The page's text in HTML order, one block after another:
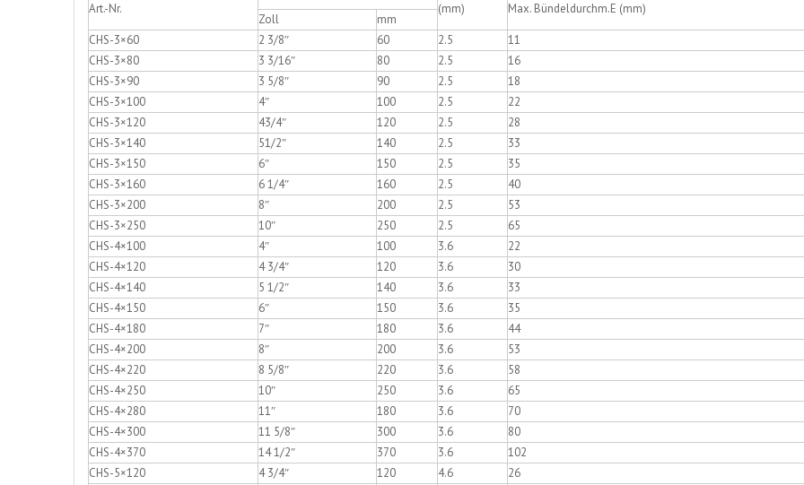
Art.-Nr.
(mm)
Max. Bündeldurchm.E (mm)
Zoll
mm
CHS-3×60
2 3/8″ 60 2.5 11
CHS-3×80
3 3/16″ 80 2.5 16
CHS-3×90
3 5/8″ 90 2.5 18
CHS-3×100
4″ 100 2.5 22
CHS-3×120
43/4″ 120 2.5 28
CHS-3×140
51/2″ 140 2.5 33
CHS-3×150
6″ 150 2.5 35
CHS-3×160
6 1/4″ 160 2.5 40
CHS-3×200
8″ 200 2.5 53
CHS-3×250
10″ 250 2.5 65
CHS-4×100
4″ 100 3.6 22
CHS-4×120
4 3/4″ 120 3.6 30
CHS-4×140
5 1/2″ 140 3.6 33
CHS-4×150
6″ 150 3.6 35
CHS-4×180
7″ 180 3.6 44
CHS-4×200
8″ 200 3.6 53
CHS-4×220
8 5/8″ 220 3.6 58
CHS-4×250
10″ 250 3.6 65
CHS-4×280
11″ 180 3.6 70
CHS-4×300
11 5/8″ 300 3.6 80
CHS-4×370
14 1/2″ 370 3.6 102
CHS-5×120
4 3/4″ 120 4.6 26